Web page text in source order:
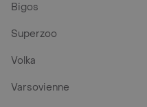
Bigos
Superzoo
Volka
Varsovienne